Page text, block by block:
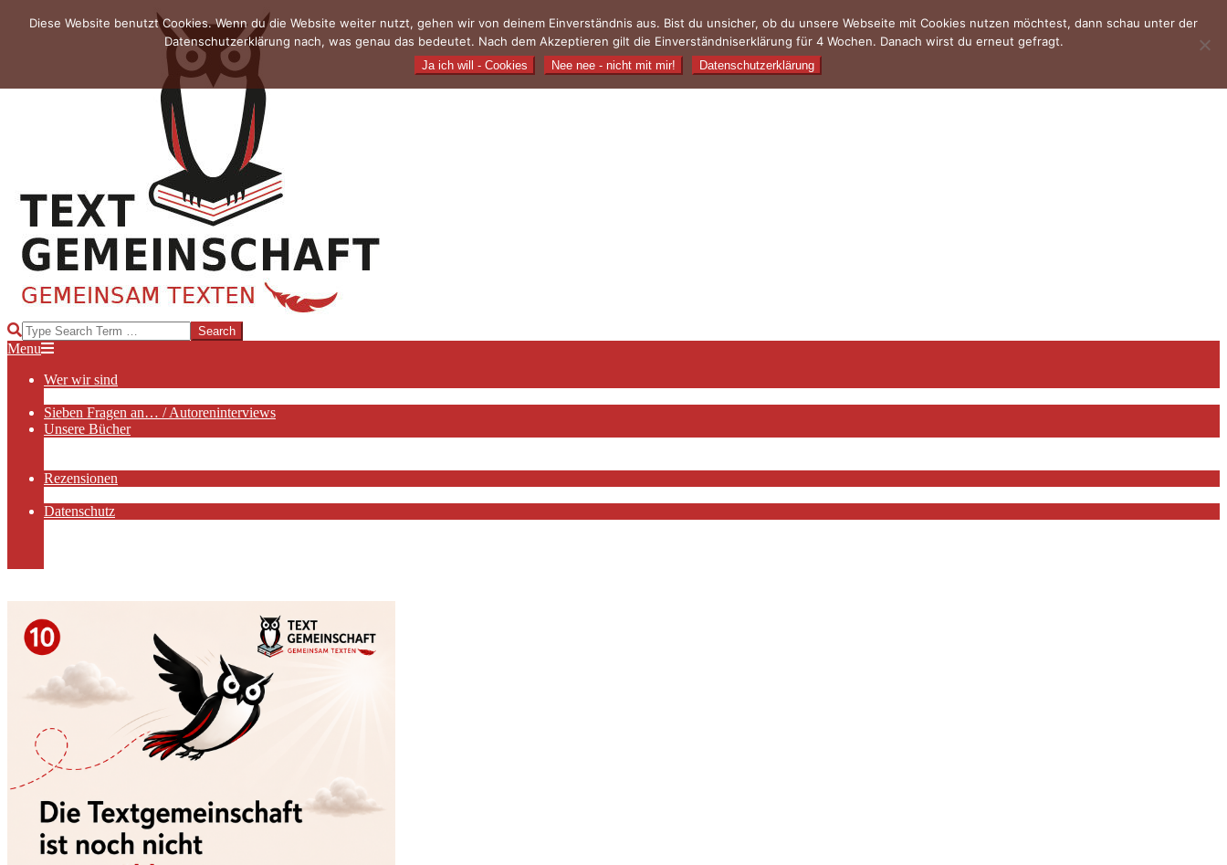
TEXTGEMEINSCHAFT
Search
Primary
Menu
Menu
Wer wir sind
Sieben Fragen an… / Autoreninterviews
Unsere Bücher
Rezensionen
Datenschutz
Diese Website benutzt Cookies. Wenn du die Website weiter nutzt, gehen wir von deinem Einverständnis aus. Bist du unsicher, ob du unsere Webseite mit Cookies nutzen möchtest, dann schau unter der
Datenschutzerklärung nach, was genau das bedeutet. Nach dem Akzeptieren gilt die Einverständniserklärung für 4 Wochen. Danach wirst du erneut gefragt.
Ja ich will - Cookies Nee nee - nicht mit mir! Datenschutzerklärung